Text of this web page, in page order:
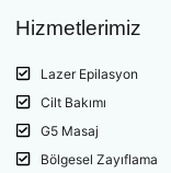
Hizmetlerimiz
Lazer Epilasyon
Cilt Bakımı
G5 Masaj
Bölgesel Zayıflama